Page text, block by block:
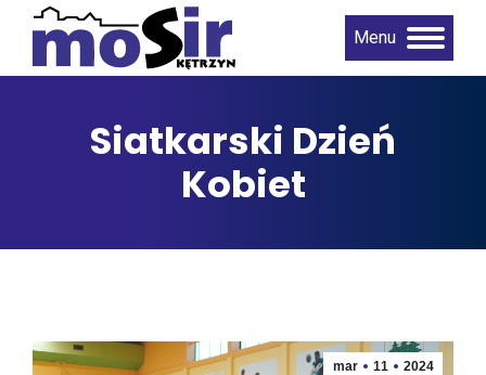
Menu
Siatkarski Dzień
Kobiet
mar 11 2024